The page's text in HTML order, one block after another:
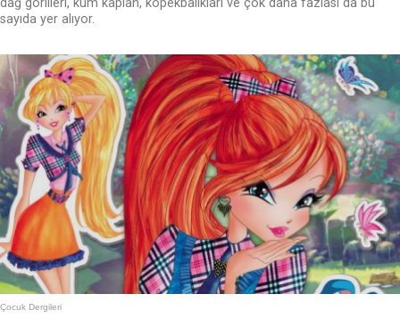
dağ gorilleri, kum kaplan, köpekbalıkları ve çok daha fazlası da bu
sayıda yer alıyor.
Çocuk Dergileri